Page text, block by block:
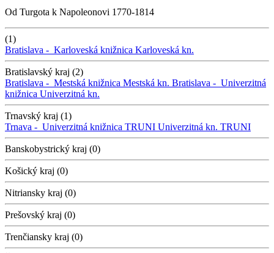
Od Turgota k Napoleonovi 1770-1814
(1)
Bratislava - Karloveská knižnica Karloveská kn.
Bratislavský kraj (2)
Bratislava - Mestská knižnica Mestská kn. Bratislava - Univerzitná
knižnica Univerzitná kn.
Trnavský kraj (1)
Trnava - Univerzitná knižnica TRUNI Univerzitná kn. TRUNI
Banskobystrický kraj (0)
Košický kraj (0)
Nitriansky kraj (0)
Prešovský kraj (0)
Trenčiansky kraj (0)